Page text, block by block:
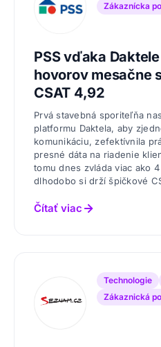
Zákaznícka
PSS vďaka
hovorov mesačne
CSAT 4,92
Prvá stavebná sporiteľňa
platformu Daktela, aby
komunikáciu, zefektívnila
presné dáta na riadenie
tomu dnes zvláda viac ako
dlhodobo si drží špičkové
Čítať viac
Technologie
Zákaznická